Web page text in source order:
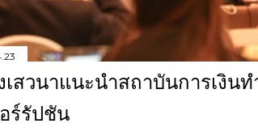
เสวนาแนะนำสถาบันการเงิน
ร์รัปชัน